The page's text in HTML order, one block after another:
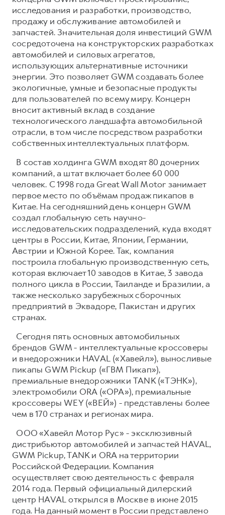
исследования и разработки, производство,
продажу и обслуживание автомобилей и
запчастей. Значительная доля инвестиций GWM
сосредоточена на конструкторских разработках
автомобилей и силовых агрегатов,
использующих альтернативные источники
энергии. Это позволяет GWM создавать более
экологичные, умные и безопасные продукты
для пользователей по всему миру. Концерн
вносит активный вклад в создание
технологического ландшафта автомобильной
отрасли, в том числе посредством разработки
собственных интеллектуальных платформ.
В состав холдинга GWM входят 80 дочерних
компаний, а штат включает более 60 000
человек. С 1998 года Great Wall Motor занимает
первое место по объёмам продаж пикапов в
Китае. На сегодняшний день концерн GWM
создал глобальную сеть научно-
исследовательских подразделений, куда входят
центры в России, Китае, Японии, Германии,
Австрии и Южной Корее. Так, компания
построила глобальную производственную сеть,
которая включает 10 заводов в Китае, 3 завода
полного цикла в России, Таиланде и Бразилии, а
также несколько зарубежных сборочных
предприятий в Эквадоре, Пакистан и других
странах.
Сегодня пять основных автомобильных
брендов GWM - интеллектуальные кроссоверы
и внедорожники HAVAL («Хавейл»), выносливые
пикапы GWM Pickup («ГВМ Пикап»),
премиальные внедорожники TANK («ТЭНК»),
электромобили ORA («ОРА»), премиальные
кроссоверы WEY («ВЕЙ») - представлены более
чем в 170 странах и регионах мира.
ООО «Хавейл Мотор Рус» - эксклюзивный
дистрибьютор автомобилей и запчастей HAVAL,
GWM Pickup, TANK и ORA на территории
Российской Федерации. Компания
осуществляет свою деятельность с февраля
2014 года. Первый официальный дилерский
центр HAVAL открылся в Москве в июне 2015
года. На данный момент в России представлено